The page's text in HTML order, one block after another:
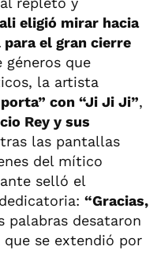
eligió mirar hacia
el gran cierre
géneros que
la artista
con “Ji Ji Ji”,
Rey y sus
las pantallas
del mítico
selló el
“Gracias,
palabras desataron
que se extendió por